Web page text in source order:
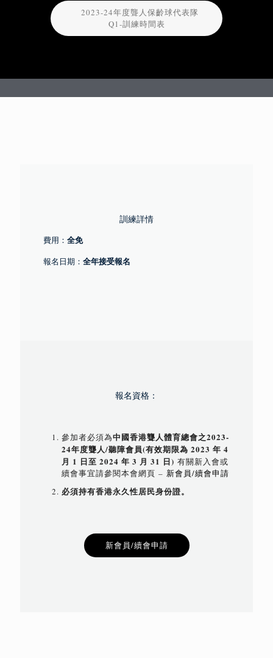
2023-24年度聾人保齡球代表隊
Q1-訓練時間表
訓練詳情
費用：全免
報名日期：全年接受報名
報名資格：
參加者必須為中國香港聾人體育總會之2023-
24年度聾人/聽障會員(有效期限為 2023 年 4
月 1 日至 2024 年 3 月 31 日)有關新入會或
續會事宜請參閱本會網頁 – 新會員/續會申請
必須持有香港永久性居民身份證。
新會員/續會申請